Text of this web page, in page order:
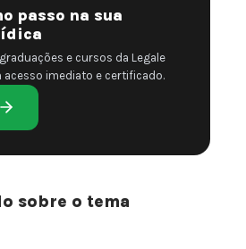
passo na sua
e cursos da Legale
acesso imediato e certificado.
sobre o tema